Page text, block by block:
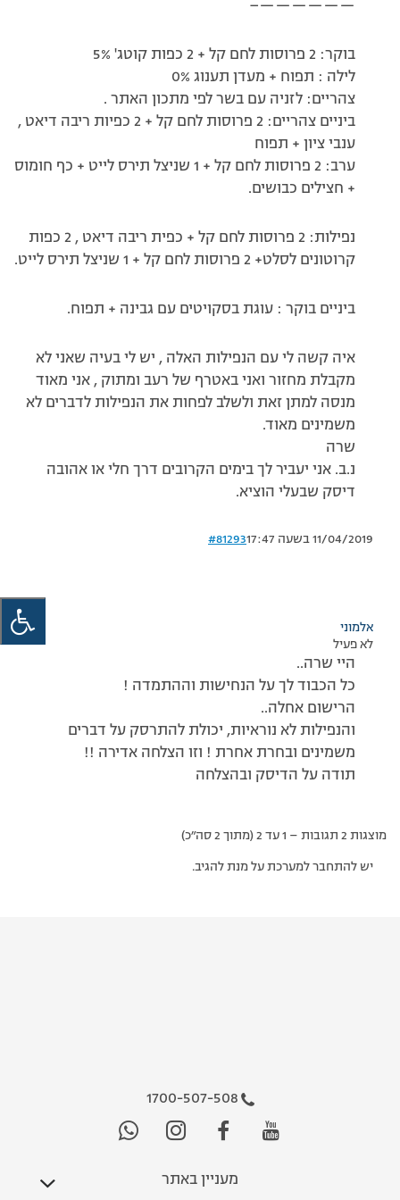
——————–
בוקר: 2 פרוסות לחם קל + 2 כפות קוטג' 5%
לילה : תפוח + מעדן תענוג 0%
צהריים: לזניה עם בשר לפי מתכון האתר .
ביניים צהריים: 2 פרוסות לחם קל + 2 כפיות ריבה דיאט ,
ענבי ציון + תפוח
ערב: 2 פרוסות לחם קל + 1 שניצל תירס לייט + כף חומוס
+ חצילים כבושים.
נפילות: 2 פרוסות לחם קל + כפית ריבה דיאט , 2 כפות
קרוטונים לסלט+ 2 פרוסות לחם קל + 1 שניצל תירס לייט.
ביניים בוקר : עוגת בסקויטים עם גבינה + תפוח.
איה קשה לי עם הנפילות האלה , יש לי בעיה שאני לא
מקבלת מחזור ואני באטרף של רעב ומתוק , אני מאוד
מנסה למתן זאת ולשלב לפחות את הנפילות לדברים לא
משמינים מאוד.
שרה
נ.ב. אני יעביר לך בימים הקרובים דרך חלי או אהובה
דיסק שבעלי הוציא.
11/04/2019 בשעה 17:47 #81293
אלמוני
לא פעיל
היי שרה..
כל הכבוד לך על הנחישות וההתמדה !
הרישום אחלה..
והנפילות לא נוראיות, יכולת להתרסק על דברים
משמינים ובחרת אחרת ! וזו הצלחה אדירה !!
תודה על הדיסק ובהצלחה
מוצגות 2 תגובות – 1 עד 2 (מתוך 2 סה״כ)
יש להתחבר למערכת על מנת להגיב.
1700-507-508
מעניין באתר